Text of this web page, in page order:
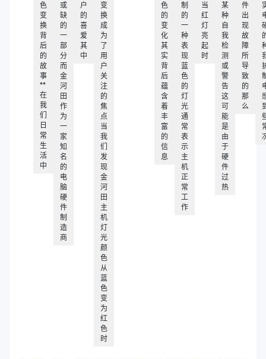
色
变
换
背
后
的
故
事
**
在
我
们
日
常
生
活
中
或
缺
的
一
部
分
而
金
河
田
作
为
一
家
知
名
的
电
脑
硬
件
制
造
商
户
的
喜
爱
其
中
变
换
成
为
了
用
户
关
注
的
焦
点
当
我
们
发
现
金
河
田
主
机
灯
光
颜
色
从
蓝
色
变
为
红
色
时
色
的
变
化
其
实
背
后
蕴
含
着
丰
富
的
信
息
制
的
一
种
表
现
蓝
色
的
灯
光
通
常
表
示
主
机
正
常
工
作
当
红
灯
亮
起
时
某
种
自
我
检
测
或
警
告
这
可
能
是
由
于
硬
件
过
热
件
出
现
故
障
所
导
致
的
那
么